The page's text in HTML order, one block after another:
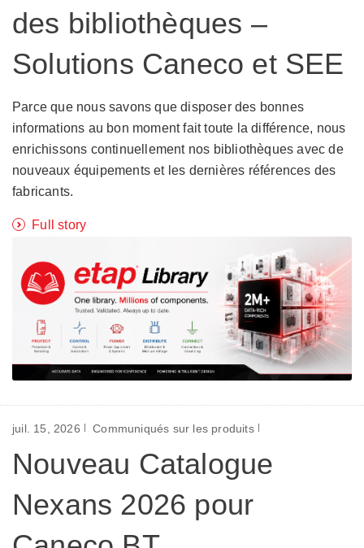
des bibliothèques –
Solutions Caneco et SEE
Parce que nous savons que disposer des bonnes
informations au bon moment fait toute la différence, nous
enrichissons continuellement nos bibliothèques avec de
nouveaux équipements et les dernières références des
fabricants.
Full story
juil. 15, 2026 Communiqués sur les produits
Nouveau Catalogue
Nexans 2026 pour